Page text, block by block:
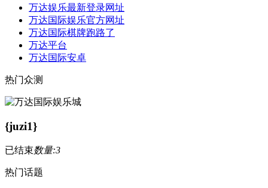
万达娱乐最新登录网址
万达国际娱乐官方网址
万达国际棋牌跑路了
万达平台
万达国际安卓
热门众测
{juzi1}
已结束数量:3
热门话题